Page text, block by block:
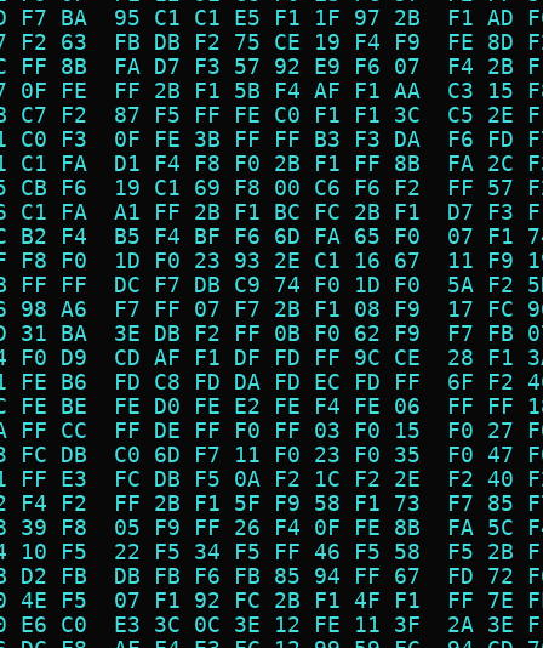
F7 BA  95 C1 C1 E5 F1 1F 97 2B  F1
F2 63  FB DB F2 75 CE 19 F4 F9  FE
FF 8B  FA D7 F3 57 92 E9 F6 07  F4
0F FE  FF 2B F1 5B F4 AF F1 AA  C3
C7 F2  87 F5 FF FE C0 F1 F1 3C  C5
C0 F3  0F FE 3B FF FF B3 F3 DA  F6
C1 FA  D1 F4 F8 F0 2B F1 FF 8B  FA
CB F6  19 C1 69 F8 00 C6 F6 F2  FF
C1 FA  A1 FF 2B F1 BC FC 2B F1  D7
B2 F4  B5 F4 BF F6 6D FA 65 F0  07
F8 F0  1D F0 23 93 2E C1 16 67  11
FF FF  DC F7 DB C9 74 F0 1D F0  5A
98 A6  F7 FF 07 F7 2B F1 08 F9  17
31 BA  3E DB F2 FF 0B F0 62 F9  F7
F0 D9  CD AF F1 DF FD FF 9C CE  28
FE B6  FD C8 FD DA FD EC FD FF  6F
FE BE  FE D0 FE E2 FE F4 FE 06  FF
FF CC  FF DE FF F0 FF 03 F0 15  F0
FC DB  C0 6D F7 11 F0 23 F0 35  F0
FF E3  FC DB F5 0A F2 1C F2 2E  F2
F4 F2  FF 2B F1 5F F9 58 F1 73  F7
39 F8  05 F9 FF 26 F4 0F FE 8B  FA
10 F5  22 F5 34 F5 FF 46 F5 58  F5
D2 FB  DB FB F6 FB 85 94 FF 67  FD
4E F5  07 F1 92 FC 2B F1 4F F1  FF
E6 C0  E3 3C 0C 3E 12 FE 11 3F  2A